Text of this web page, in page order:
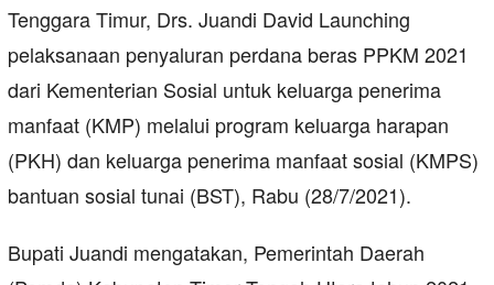
Tenggara Timur, Drs. Juandi David Launching
pelaksanaan penyaluran perdana beras PPKM 2021
dari Kementerian Sosial untuk keluarga penerima
manfaat (KMP) melalui program keluarga harapan
(PKH) dan keluarga penerima manfaat sosial (KMPS)
bantuan sosial tunai (BST), Rabu (28/7/2021).
Bupati Juandi mengatakan, Pemerintah Daerah